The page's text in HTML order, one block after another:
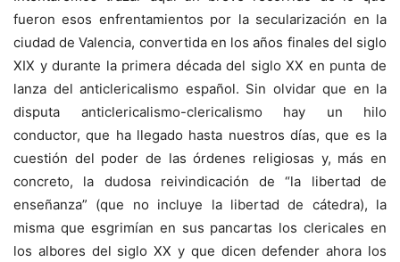
fueron esos enfrentamientos por la secularización en la
ciudad de Valencia, convertida en los años finales del siglo
XIX y durante la primera década del siglo XX en punta de
lanza del anticlericalismo español. Sin olvidar que en la
disputa anticlericalismo-clericalismo hay un hilo
conductor, que ha llegado hasta nuestros días, que es la
cuestión del poder de las órdenes religiosas y, más en
concreto, la dudosa reivindicación de “la libertad de
enseñanza” (que no incluye la libertad de cátedra), la
misma que esgrimían en sus pancartas los clericales en
los albores del siglo XX y que dicen defender ahora los